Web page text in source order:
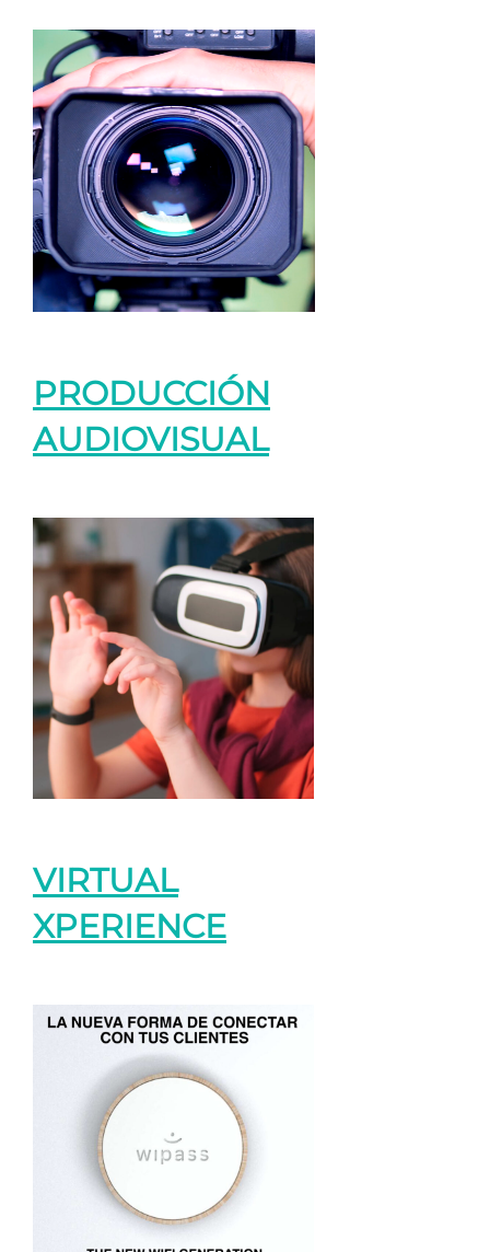
PRODUCCIÓN
AUDIOVISUAL
VIRTUAL
XPERIENCE